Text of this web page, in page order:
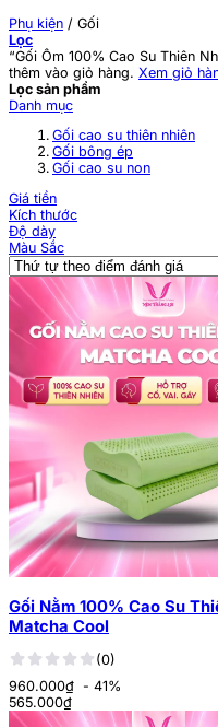
Phụ kiện / Gối
Lọc
“Gối Ôm 100% Cao Su Thiên
thêm vào giỏ hàng. Xem giỏ
Lọc sản phẩm
Danh mục
Gối cao su thiên nhiên
Gối bông ép
Gối cao su non
Giá tiền
Kích thước
Độ dày
Màu Sắc
Gối Nằm 100% Cao Su
Matcha Cool
(0)
960.000₫ - 41%
565.000₫